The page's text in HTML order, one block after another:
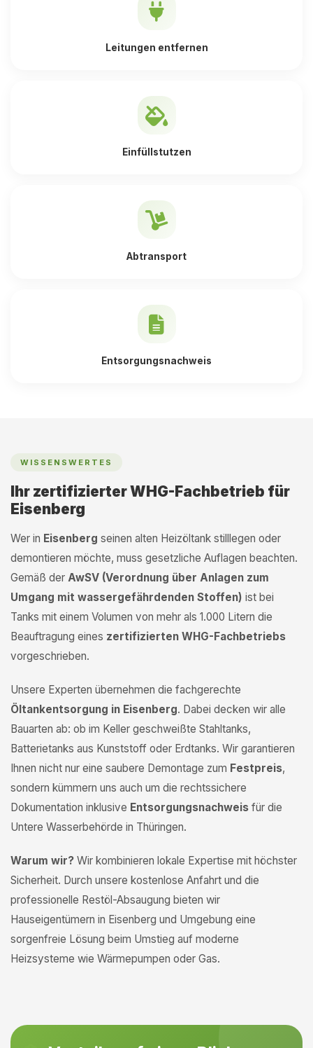
Leitungen entfernen
Einfüllstutzen
Abtransport
Entsorgungsnachweis
WISSENSWERTES
Ihr zertifizierter WHG-Fachbetrieb für
Eisenberg
Wer in Eisenberg seinen alten Heizöltank stilllegen oder
demontieren möchte, muss gesetzliche Auflagen beachten.
Gemäß der AwSV (Verordnung über Anlagen zum
Umgang mit wassergefährdenden Stoffen) ist bei
Tanks mit einem Volumen von mehr als 1.000 Litern die
Beauftragung eines zertifizierten WHG-Fachbetriebs
vorgeschrieben.
Unsere Experten übernehmen die fachgerechte
Öltankentsorgung in Eisenberg. Dabei decken wir alle
Bauarten ab: ob im Keller geschweißte Stahltanks,
Batterietanks aus Kunststoff oder Erdtanks. Wir garantieren
Ihnen nicht nur eine saubere Demontage zum Festpreis,
sondern kümmern uns auch um die rechtssichere
Dokumentation inklusive Entsorgungsnachweis für die
Untere Wasserbehörde in Thüringen.
Warum wir? Wir kombinieren lokale Expertise mit höchster
Sicherheit. Durch unsere kostenlose Anfahrt und die
professionelle Restöl-Absaugung bieten wir
Hauseigentümern in Eisenberg und Umgebung eine
sorgenfreie Lösung beim Umstieg auf moderne
Heizsysteme wie Wärmepumpen oder Gas.